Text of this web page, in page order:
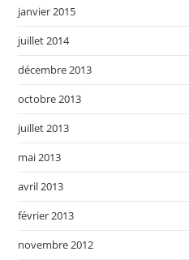
janvier 2015
juillet 2014
décembre 2013
octobre 2013
juillet 2013
mai 2013
avril 2013
février 2013
novembre 2012